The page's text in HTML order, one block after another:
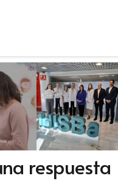
respuesta